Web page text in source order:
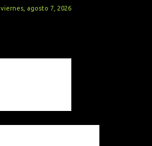
viernes, agosto 7, 2026